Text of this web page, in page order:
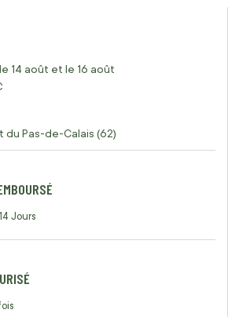
14 août et le 16 août
Pas-de-Calais (62)
Jours